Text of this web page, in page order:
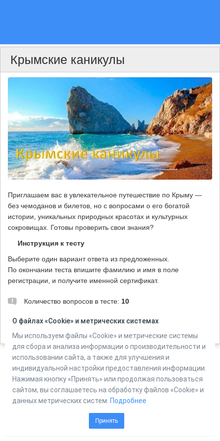
Крымские каникулы
Приглашаем вас в увлекательное путешествие по Крыму —
без чемоданов и билетов, но с вопросами о его богатой
истории, уникальных природных красотах и культурных
сокровищах. Готовы проверить свои знания?
Инструкция к тесту
Выберите один вариант ответа из предложенных.
По окончании теста впишите фамилию и имя в поле
регистрации, и получите именной сертификат.
Количество вопросов в тесте: 10
Автор: ЦМДБ им. М. Горького, г. Ижевск, Мельникова Е.Н.
Powered by
Online Test Pad
О файлах «Cookie» и метрических системах
Мы используем файлы «Cookie» и метрические системы
для сбора и анализа информации о производительности и
использовании сайта, а также для улучшения и
индивидуальной настройки предоставления информации.
Нажимая кнопку «Принять» или продолжая пользоваться
сайтом, вы соглашаетесь на обработку файлов «Cookie» и
данных метрических систем. Подробнее
Принять